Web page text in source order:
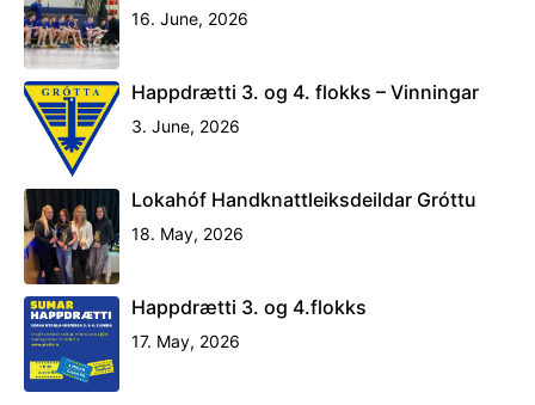
16. June, 2026
Happdrætti 3. og 4. flokks – Vinningar
3. June, 2026
Lokahóf Handknattleiksdeildar Gróttu
18. May, 2026
Happdrætti 3. og 4.flokks
17. May, 2026